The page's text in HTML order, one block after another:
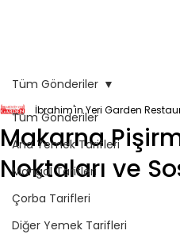
Tüm Gönderiler
Ana Yemek Tarifleri
Mangal Tarifleri
Çorba Tarifleri
Diğer Yemek Tarifleri
Tüm Gönderiler
Makarna
Noktaları ve
İbrahim'in Yeri Garden